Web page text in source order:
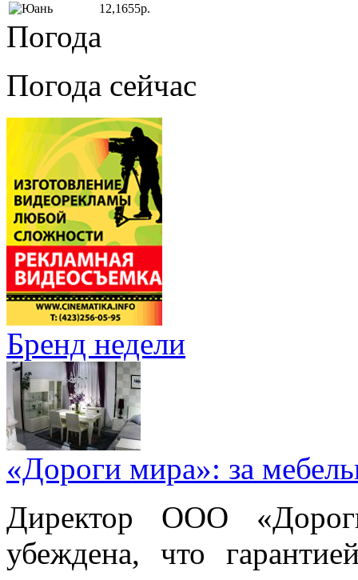
12,1655р.
Погода
Погода сейчас
Бренд недели
«Дороги мира»: за
Директор ООО
убеждена, что